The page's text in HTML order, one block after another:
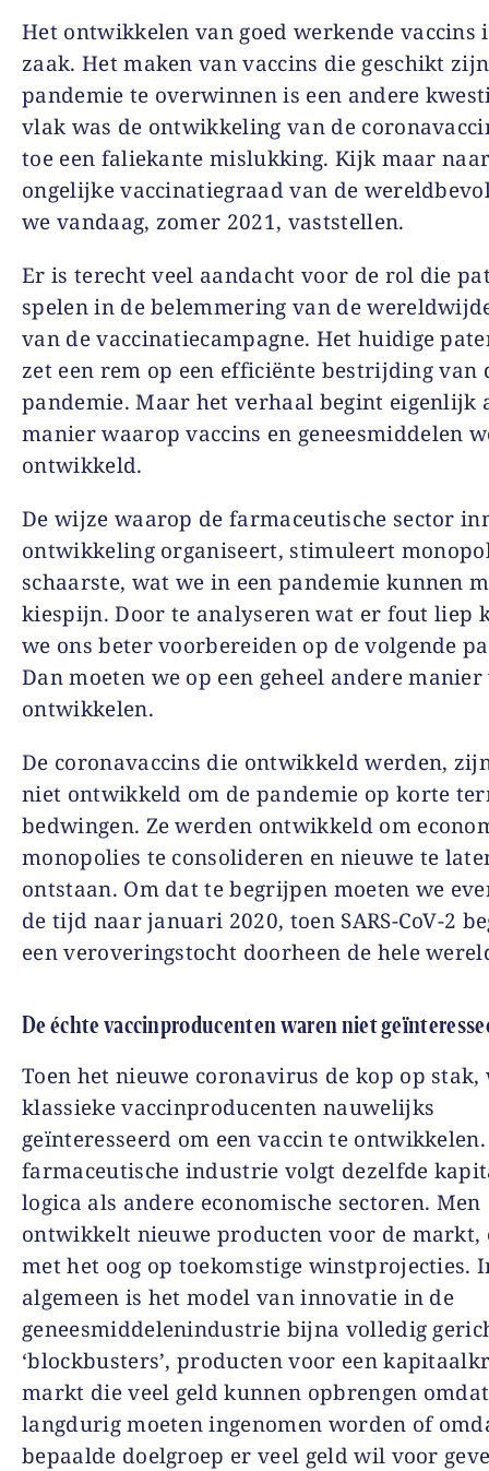
Het ontwikkelen van goed werkende vaccins
zaak. Het maken van vaccins die geschikt
pandemie te overwinnen is een andere
vlak was de ontwikkeling van de
toe een faliekante mislukking. Kijk maar
ongelijke vaccinatiegraad van de
we vandaag, zomer 2021, vaststellen.
Er is terecht veel aandacht voor de rol die
spelen in de belemmering van de
van de vaccinatiecampagne. Het huidige
zet een rem op een efficiënte bestrijding van
pandemie. Maar het verhaal begint eigenlijk
manier waarop vaccins en geneesmiddelen
ontwikkeld.
De wijze waarop de farmaceutische sector
ontwikkeling organiseert, stimuleert
schaarste, wat we in een pandemie kunnen
kiespijn. Door te analyseren wat er fout liep
we ons beter voorbereiden op de volgende
Dan moeten we op een geheel andere manier
ontwikkelen.
De coronavaccins die ontwikkeld werden,
niet ontwikkeld om de pandemie op korte
bedwingen. Ze werden ontwikkeld om
monopolies te consolideren en nieuwe te
ontstaan. Om dat te begrijpen moeten we
de tijd naar januari 2020, toen SARS-CoV-2
een veroveringstocht doorheen de hele
De échte vaccinproducenten waren niet
Toen het nieuwe coronavirus de kop op stak,
klassieke vaccinproducenten nauwelijks
geïnteresseerd om een vaccin te ontwikkelen.
farmaceutische industrie volgt dezelfde
logica als andere economische sectoren. Men
ontwikkelt nieuwe producten voor de markt,
met het oog op toekomstige winstprojecties.
algemeen is het model van innovatie in de
geneesmiddelenindustrie bijna volledig
‘blockbusters’, producten voor een
markt die veel geld kunnen opbrengen
langdurig moeten ingenomen worden of
bepaalde doelgroep er veel geld wil voor